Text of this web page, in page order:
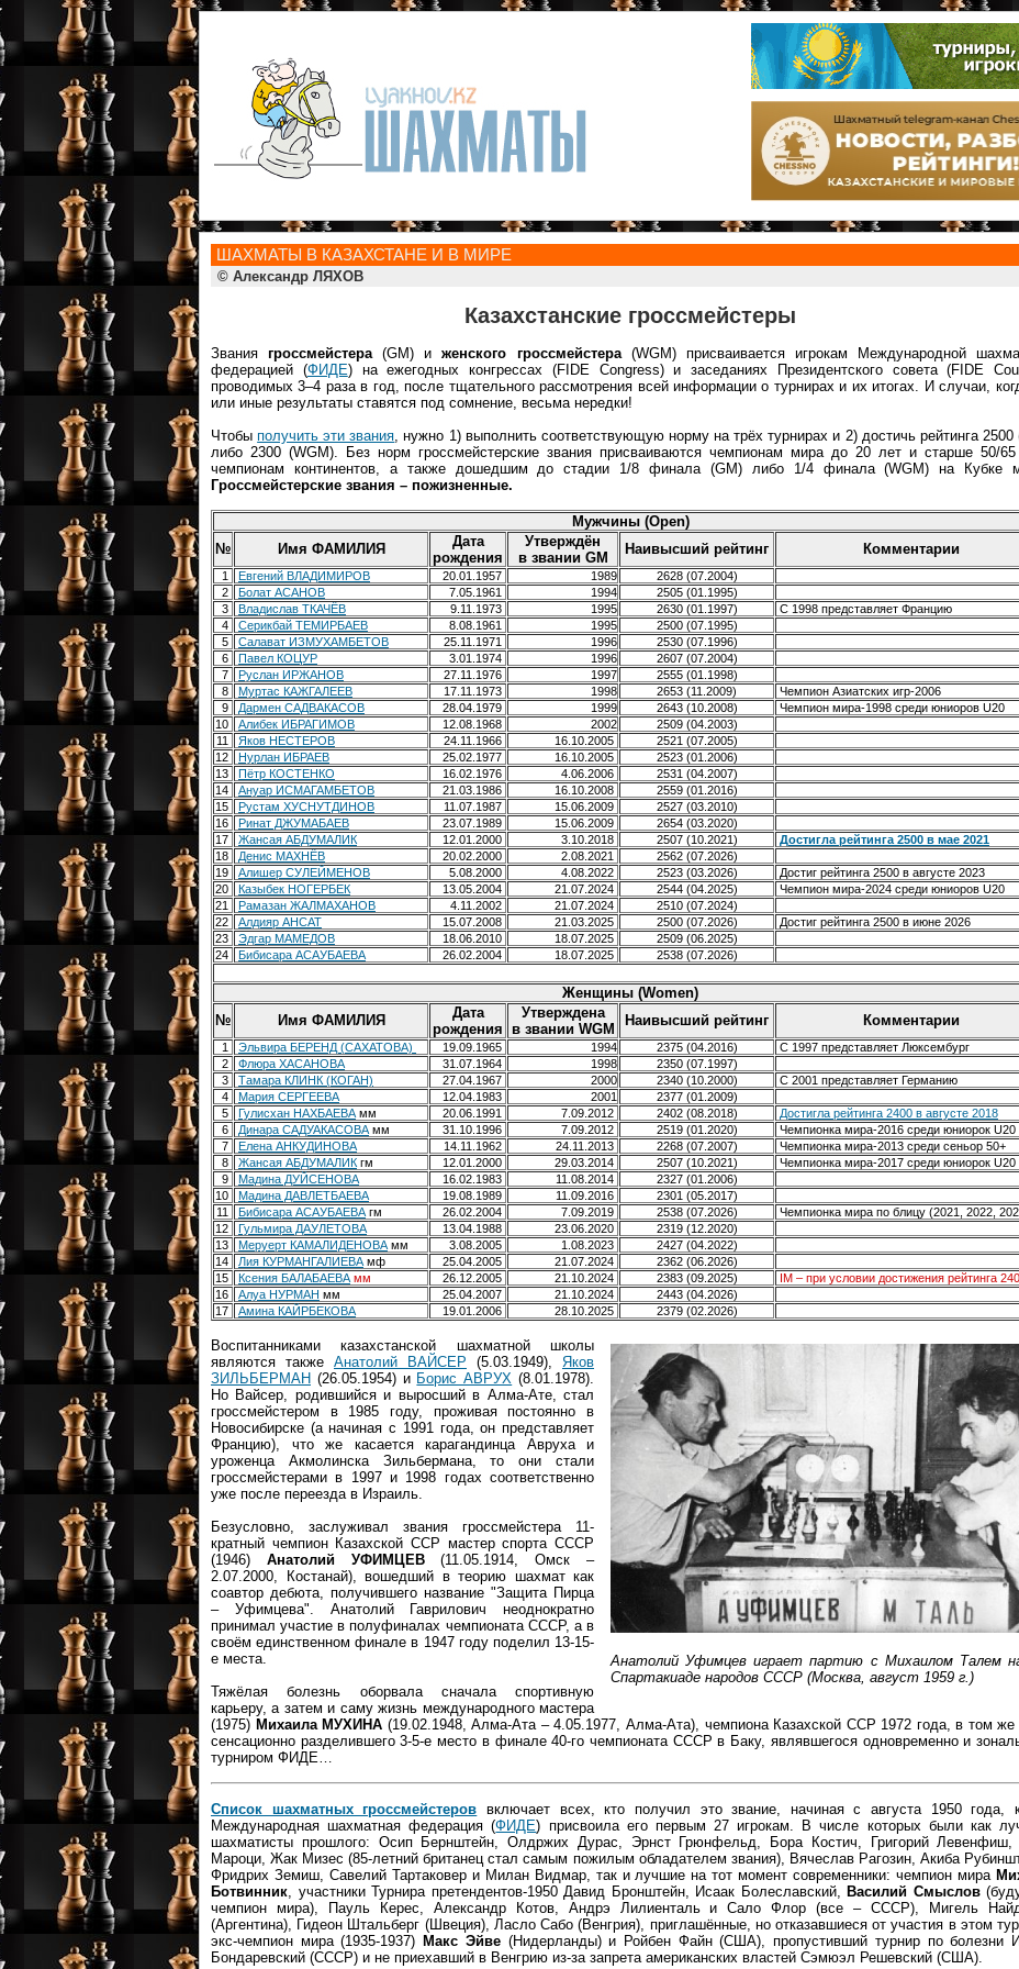
ШАХМАТЫ В КАЗАХСТАНЕ И В МИРЕ
© Александр ЛЯХОВ
Казахстанские гроссмейстеры
Званиягроссмейстера(GM) иженского гроссмейстера(WGM) присваивается игрокам Международной
федерацией (ФИДЕ) на ежегодных конгрессах (FIDE Congress) и заседаниях Президентского совета (FIDE
проводимых 3–4 раза в год, после тщательного рассмотрения всей информации о турнирах и их итогах. И случаи,
или иные результаты ставятся под сомнение, весьма нередки!
Чтобыполучить эти звания, нужно 1) выполнить соответствующую норму на трёх турнирах и 2) достичь рейтинга 2500
либо 2300 (WGM). Без норм гроссмейстерские звания присваиваются чемпионам мира до 20 лет и старше 50/65
чемпионам континентов, а также дошедшим до стадии 1/8 финала (GM) либо 1/4 финала (WGM) на Кубке
Гроссмейстерские звания – пожизненные.
Мужчины (Open)
№
Имя ФАМИЛИЯ
Дата
рождения
Утверждён
в звании GM
Наивысший рейтинг Комментарии
1 Евгений ВЛАДИМИРОВ 20.01.1957 1989
2628 (07.2004)
2
Болат АСАНОВ 7.05.1961 1994
2505 (01.1995)
3
Владислав ТКАЧЁВ 9.11.1973 1995 2630 (01.1997)
С 1998 представляет Францию
4
Серикбай ТЕМИРБАЕВ 8.08.1961 1995
2500 (07.1995)
5
Салават ИЗМУХАМБЕТОВ 25.11.1971 1996
2530 (07.1996)
6
Павел КОЦУР 3.01.1974 1996
2607 (07.2004)
7
Руслан ИРЖАНОВ 27.11.1976 1997
2555 (01.1998)
8
Муртас КАЖГАЛЕЕВ 17.11.1973 1998 2653 (11.2009)
Чемпион Азиатских игр-2006
9
Дармен САДВАКАСОВ 28.04.1979 1999 2643 (10.2008)
Чемпион мира-1998 среди юниоров U20
10
Алибек ИБРАГИМОВ 12.08.1968 2002
2509 (04.2003)
11
Яков НЕСТЕРОВ 24.11.1966 16.10.2005
2521 (07.2005)
12
Нурлан ИБРАЕВ 25.02.1977 16.10.2005
2523 (01.2006)
13
Пётр КОСТЕНКО 16.02.1976 4.06.2006
2531 (04.2007)
14
Ануар ИСМАГАМБЕТОВ 21.03.1986 16.10.2008
2559 (01.2016)
15
Рустам ХУСНУТДИНОВ 11.07.1987 15.06.2009
2527 (03.2010)
16
Ринат ДЖУМАБАЕВ 23.07.1989 15.06.2009
2654 (03.2020)
17
Жансая АБДУМАЛИК 12.01.2000 3.10.2018 2507 (10.2021)
Достигла рейтинга 2500 в мае 2021
18
Денис МАХНЁВ 20.02.2000 2.08.2021
2562 (07.2026)
19
Алишер СУЛЕЙМЕНОВ 5.08.2000 4.08.2022 2523 (03.2026)
Достиг рейтинга 2500 в августе 2023
20
Казыбек НОГЕРБЕК 13.05.2004 21.07.2024 2544 (04.2025)
Чемпион мира-2024 среди юниоров U20
21
Рамазан ЖАЛМАХАНОВ 4.11.2002 21.07.2024
2510 (07.2024)
22
Алдияр АНСАТ 15.07.2008 21.03.2025 2500 (07.2026)
Достиг рейтинга 2500 в июне 2026
23
Эдгар МАМЕДОВ 18.06.2010 18.07.2025
2509 (06.2025)
24
Бибисара АСАУБАЕВА 26.02.2004 18.07.2025 2538 (07.2026)
Женщины (Women)
№
Имя ФАМИЛИЯ
Дата
рождения
Утверждена
в звании WGM
Наивысший рейтинг Комментарии
1 Эльвира БЕРЕНД (САХАТОВА) 19.09.1965 1994 2375 (04.2016)
С 1997 представляет Люксембург
2
Флюра ХАСАНОВА 31.07.1964 1998
2350 (07.1997)
3
Тамара КЛИНК (КОГАН) 27.04.1967 2000 2340 (10.2000)
С 2001 представляет Германию
4
Мария СЕРГЕЕВА 12.04.1983 2001
2377 (01.2009)
5
Гулисхан НАХБАЕВА мм 20.06.1991 7.09.2012 2402 (08.2018)
Достигла рейтинга 2400 в августе 2018
6
Динара САДУАКАСОВА мм 31.10.1996 7.09.2012 2519 (01.2020)
Чемпионка мира-2016 среди юниорок U20
7
Елена АНКУДИНОВА 14.11.1962 24.11.2013 2268 (07.2007)
Чемпионка мира-2013 среди сеньор 50+
8
Жансая АБДУМАЛИК гм 12.01.2000 29.03.2014 2507 (10.2021)
Чемпионка мира-2017 среди юниорок U20
9
Мадина ДУЙСЕНОВА 16.02.1983 11.08.2014
2327 (01.2006)
10
Мадина ДАВЛЕТБАЕВА 19.08.1989 11.09.2016
2301 (05.2017)
11
Бибисара АСАУБАЕВА гм 26.02.2004 7.09.2019 2538 (07.2026)
Чемпионка мира по блицу (2021, 2022,
12
Гульмира ДАУЛЕТОВА 13.04.1988 23.06.2020
2319 (12.2020)
13
Меруерт КАМАЛИДЕНОВА мм 3.08.2005 1.08.2023
2427 (04.2022)
14
Лия КУРМАНГАЛИЕВА мф 25.04.2005 21.07.2024
2362 (06.2026)
15
Ксения БАЛАБАЕВА мм 26.12.2005 21.10.2024 2383 (09.2025)
IM – при условии достижения рейтинга
16
Алуа НУРМАН мм 25.04.2007 21.10.2024
2443 (04.2026)
17
Амина КАЙРБЕКОВА 19.01.2006 28.10.2025 2379 (02.2026)
Анатолий Уфимцев играет партию с Михаилом Талем
Спартакиаде народов СССР (Москва, август 1959 г.)
Воспитанниками казахстанской шахматной школы
являются также Анатолий ВАЙСЕР (5.03.1949), Яков
ЗИЛЬБЕРМАН (26.05.1954) и Борис АВРУХ (8.01.1978).
Но Вайсер, родившийся и выросший в Алма-Ате, стал
гроссмейстером в 1985 году, проживая постоянно в
Новосибирске (а начиная с 1991 года, он представляет
Францию), что же касается карагандинца Авруха и
уроженца Акмолинска Зильбермана, то они стали
гроссмейстерами в 1997 и 1998 годах соответственно
уже после переезда в Израиль.
Безусловно, заслуживал звания гроссмейстера 11-
кратный чемпион Казахской ССР мастер спорта СССР
(1946) Анатолий УФИМЦЕВ(11.05.1914, Омск –
2.07.2000, Костанай), вошедший в теорию шахмат как
соавтор дебюта, получившего название "Защита Пирца
– Уфимцева". Анатолий Гаврилович неоднократно
принимал участие в полуфиналах чемпионата СССР, а в
своём единственном финале в 1947 году поделил 13-15-
е места.
Тяжёлая болезнь оборвала сначала спортивную
карьеру, а затем и саму жизнь международного мастера
(1975) Михаила МУХИНА (19.02.1948, Алма-Ата – 4.05.1977, Алма-Ата), чемпиона Казахской ССР 1972 года, в том же
сенсационно разделившего 3-5-е место в финале 40-го чемпионата СССР в Баку, являвшегося одновременно и
турниром ФИДЕ…
Список шахматных гроссмейстеров включает всех, кто получил это звание, начиная с августа 1950 года,
Международная шахматная федерация (ФИДЕ) присвоила его первым 27 игрокам. В числе которых были как
шахматисты прошлого: Осип Бернштейн, Олдржих Дурас, Эрнст Грюнфельд, Бора Костич, Григорий Левенфиш,
Мароци, Жак Мизес (85-летний британец стал самым пожилым обладателем звания), Вячеслав Рагозин, Акиба
Фридрих Земиш, Савелий Тартаковер и Милан Видмар, так и лучшие на тот момент современники: чемпион мира
Ботвинник, участники Турнира претендентов-1950 Давид Бронштейн, Исаак Болеславский, Василий Смыслов
чемпион мира), Пауль Керес, Александр Котов, Андрэ Лилиенталь и Сало Флор (все – СССР), Мигель
(Аргентина), Гидеон Штальберг (Швеция), Ласло Сабо (Венгрия), приглашённые, но отказавшиеся от участия в этом
экс-чемпион мира (1935-1937) Макс Эйве(Нидерланды) и Ройбен Файн (США), пропустивший турнир по болезни
Бондаревский (СССР) и не приехавший в Венгрию из-за запрета американских властей Сэмюэл Решевский (США).